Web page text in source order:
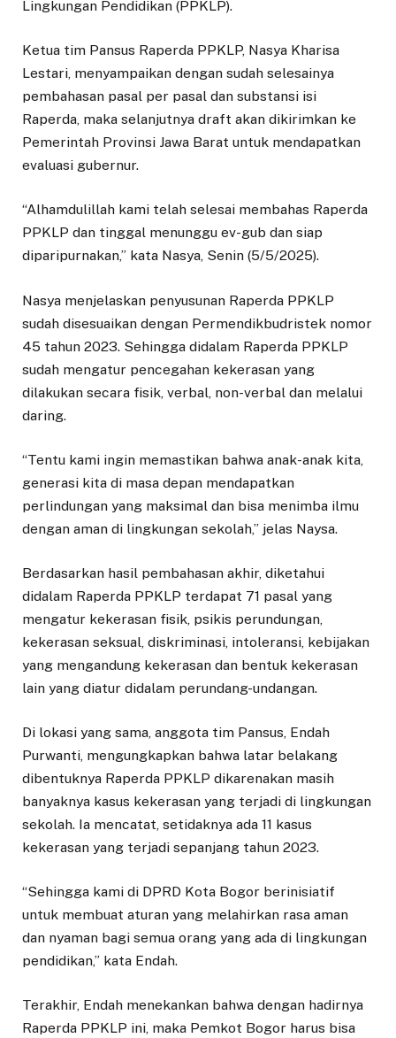
Lingkungan Pendidikan (PPKLP).
Ketua tim Pansus Raperda PPKLP, Nasya Kharisa
Lestari, menyampaikan dengan sudah selesainya
pembahasan pasal per pasal dan substansi isi
Raperda, maka selanjutnya draft akan dikirimkan ke
Pemerintah Provinsi Jawa Barat untuk mendapatkan
evaluasi gubernur.
“Alhamdulillah kami telah selesai membahas Raperda
PPKLP dan tinggal menunggu ev-gub dan siap
diparipurnakan,” kata Nasya, Senin (5/5/2025).
Nasya menjelaskan penyusunan Raperda PPKLP
sudah disesuaikan dengan Permendikbudristek nomor
45 tahun 2023. Sehingga didalam Raperda PPKLP
sudah mengatur pencegahan kekerasan yang
dilakukan secara fisik, verbal, non-verbal dan melalui
daring.
“Tentu kami ingin memastikan bahwa anak-anak kita,
generasi kita di masa depan mendapatkan
perlindungan yang maksimal dan bisa menimba ilmu
dengan aman di lingkungan sekolah,” jelas Naysa.
Berdasarkan hasil pembahasan akhir, diketahui
didalam Raperda PPKLP terdapat 71 pasal yang
mengatur kekerasan fisik, psikis perundungan,
kekerasan seksual, diskriminasi, intoleransi, kebijakan
yang mengandung kekerasan dan bentuk kekerasan
lain yang diatur didalam perundang-undangan.
Di lokasi yang sama, anggota tim Pansus, Endah
Purwanti, mengungkapkan bahwa latar belakang
dibentuknya Raperda PPKLP dikarenakan masih
banyaknya kasus kekerasan yang terjadi di lingkungan
sekolah. Ia mencatat, setidaknya ada 11 kasus
kekerasan yang terjadi sepanjang tahun 2023.
“Sehingga kami di DPRD Kota Bogor berinisiatif
untuk membuat aturan yang melahirkan rasa aman
dan nyaman bagi semua orang yang ada di lingkungan
pendidikan,” kata Endah.
Terakhir, Endah menekankan bahwa dengan hadirnya
Raperda PPKLP ini, maka Pemkot Bogor harus bisa